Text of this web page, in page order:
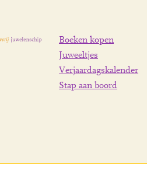
Boeken kopen
Juweeltjes
Verjaardagskalender
Stap aan boord